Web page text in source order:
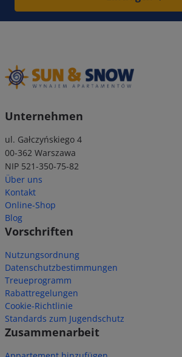
Unternehmen
ul. Gałczyńskiego 4
00-362 Warszawa
NIP 521-350-75-82
Über uns
Kontakt
Online-Shop
Blog
Vorschriften
Nutzungsordnung
Datenschutzbestimmungen
Treueprogramm
Rabattregelungen
Cookie-Richtlinie
Standards zum Jugendschutz
Zusammenarbeit